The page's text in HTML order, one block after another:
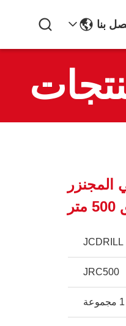
بنا
المجنزر
JCDRILL
JRC500
1 مجموعة